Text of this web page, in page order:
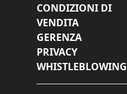
CONDIZIONI DI
VENDITA
GERENZA
PRIVACY
WHISTLEBLOWING